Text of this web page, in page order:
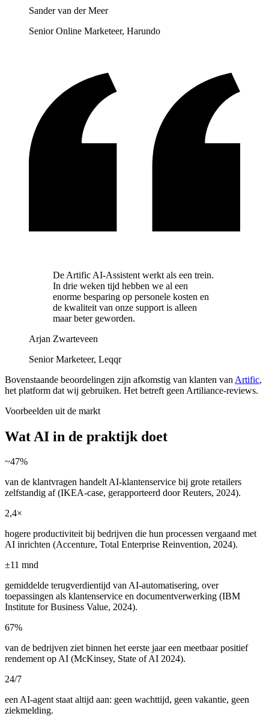
Sander van der Meer
Senior Online Marketeer, Harundo
De Artific AI-Assistent werkt als een trein.
In drie weken tijd hebben we al een
enorme besparing op personele kosten en
de kwaliteit van onze support is alleen
maar beter geworden.
Arjan Zwarteveen
Senior Marketeer, Leqqr
Bovenstaande beoordelingen zijn afkomstig van klanten van Artific,
het platform dat wij gebruiken. Het betreft geen Artiliance-reviews.
Voorbeelden uit de markt
Wat AI in de praktijk doet
~47%
van de klantvragen handelt AI-klantenservice bij grote retailers
zelfstandig af (IKEA-case, gerapporteerd door Reuters, 2024).
2,4×
hogere productiviteit bij bedrijven die hun processen vergaand met
AI inrichten (Accenture, Total Enterprise Reinvention, 2024).
±11 mnd
gemiddelde terugverdientijd van AI-automatisering, over
toepassingen als klantenservice en documentverwerking (IBM
Institute for Business Value, 2024).
67%
van de bedrijven ziet binnen het eerste jaar een meetbaar positief
rendement op AI (McKinsey, State of AI 2024).
24/7
een AI-agent staat altijd aan: geen wachttijd, geen vakantie, geen
ziekmelding.